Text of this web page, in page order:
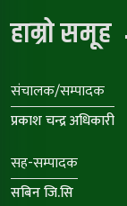
हाम्रो समूह
संचालक/सम्पादक
प्रकाश चन्द्र अधिकारी
सह-सम्पादक
सबिन जि.सि